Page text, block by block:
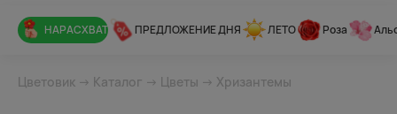
НАРАСХВАТ ПРЕДЛОЖЕНИЕ ДНЯ ЛЕТО Роза
Цветовик → Каталог → Цветы → Хризантемы